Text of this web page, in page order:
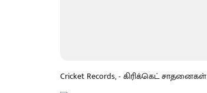
Cricket Records, - கிரிக்கெட் சாதனைகள்